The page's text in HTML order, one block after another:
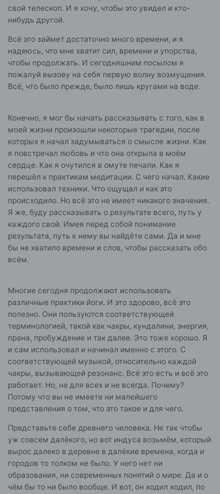
свой телескоп. И я хочу, чтобы это увидел и кто-
нибудь другой.
Всё это займет достаточно много времени, и я
надеюсь, что мне хватит сил, времени и упорства,
чтобы продолжать. И сегодняшним посылом я
пожалуй вызову на себя первую волну возмущения.
Всё, что было прежде, было лишь кругами на воде.
Конечно, я мог бы начать рассказывать с того, как в
моей жизни произошли некоторые трагедии, после
которых я начал задумываться о смысле жизни. Как
я повстречал любовь и что она открыла в моём
сердце. Как я очутился в омуте печали. Как я
перешёл к практикам медитации. С чего начал. Какие
использовал техники. Что ощущал и как это
происходило. Но всё это не имеет никакого значения.
Я же, буду рассказывать о результате всего, путь у
каждого свой. Имея перед собой понимание
результата, путь к нему вы найдёте сами. Да и мне
бы не хватило времени и слов, чтобы рассказать обо
всём.
Многие сегодня продолжают использовать
различные практики йоги. И это здорово, всё это
полезно. Они пользуются соответствующей
терминологией, такой как чакры, кундалини, энергия,
прана, пробуждение и так далее. Это тоже хорошо. Я
и сам использовал и начинал именно с этого. С
соответствующей музыкой, относительно каждой
чакры, вызывающей резонанс. Всё это есть и всё это
работает. Но, не для всех и не всегда. Почему?
Потому что вы не имеете ни малейшего
представления о том, что это такое и для чего.
Представьте себе древнего человека. Не так чтобы
уж совсем далёкого, но вот индуса возьмём, который
вырос далеко в деревне в далёкие времена, когда и
городов то толком не было. У него нет ни
образования, ни современных понятий о мире. Да и о
чём бы то ни было вообще. И вот, он ходил ходил, по